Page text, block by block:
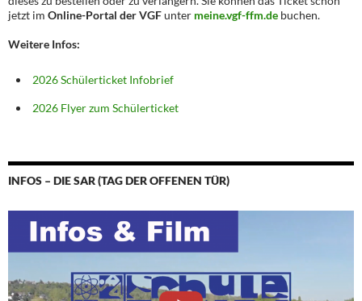
jetzt im Online-Portal der VGFunter meine.vgf-ffm.de buchen.
Weitere Infos:
2026 Schülerticket Infobrief
2026 Flyer zum Schülerticket
INFOS – DIE SAR (TAG DER OFFENEN TÜR)